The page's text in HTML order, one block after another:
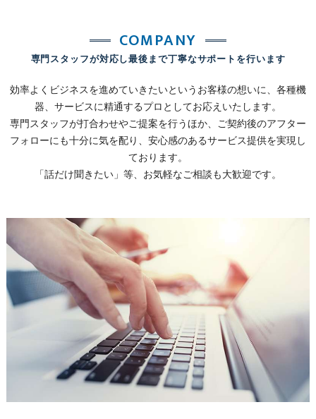
専門スタッフが対応し最後まで丁寧なサポートを行います
COMPANY
効率よくビジネスを進めていきたいというお客様の想いに、各種機
器、サービスに精通するプロとしてお応えいたします。
専門スタッフが打合わせやご提案を行うほか、ご契約後のアフター
フォローにも十分に気を配り、安心感のあるサービス提供を実現し
ております。
「話だけ聞きたい」等、お気軽なご相談も大歓迎です。